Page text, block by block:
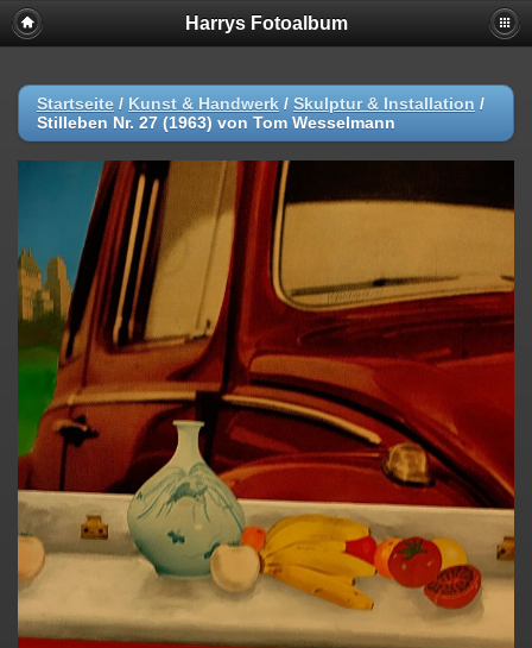
Harrys Fotoalbum
Startseite / Kunst & Handwerk / Skulptur & Installation /
Stilleben Nr. 27 (1963) von Tom Wesselmann